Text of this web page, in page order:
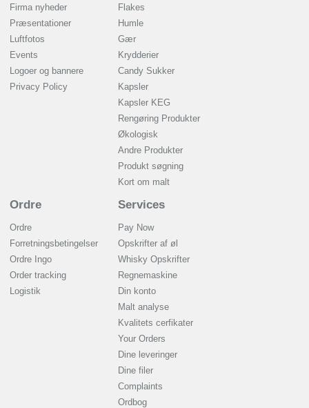
Firma nyheder
Præsentationer
Luftfotos
Events
Logoer og bannere
Privacy Policy
Flakes
Humle
Gær
Krydderier
Candy Sukker
Kapsler
Kapsler KEG
Rengøring Produkter
Økologisk
Andre Produkter
Produkt søgning
Kort om malt
Ordre
Ordre
Forretningsbetingelser
Ordre Ingo
Order tracking
Logistik
Services
Pay Now
Opskrifter af øl
Whisky Opskrifter
Regnemaskine
Din konto
Malt analyse
Kvalitets cerfikater
Your Orders
Dine leveringer
Dine filer
Complaints
Ordbog